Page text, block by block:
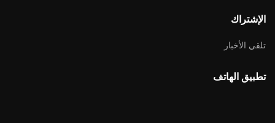
الإشتراك
تلقي الأخبار
تطبيق الهاتف